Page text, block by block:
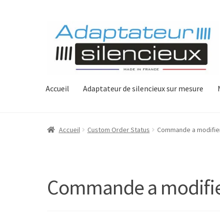
Aller
navigation
Aller
Accueil Adaptateur de silencieux sur mesure
Accueil Custom Order Status Commande a
Commande a